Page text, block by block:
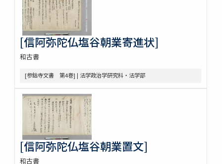
[信阿弥陀仏塩谷朝業寄進状]
和古書
[参鈷寺文書 第4巻] | 法学政治学研究科・法学部
[信阿弥陀仏塩谷朝業置文]
和古書